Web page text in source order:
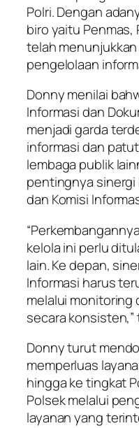
Polri. Dengan
biro yaitu Penmas,
telah
pengelolaan
Donny menilai
Informasi dan
menjadi garda
informasi dan
lembaga publik
pentingnya sinergi
dan Komisi
kelola ini perlu
lain. Ke depan,
Informasi harus
melalui monitoring
secara konsisten,”
Donny turut
memperluas
hingga ke tingkat
Polsek melalui
layanan yang